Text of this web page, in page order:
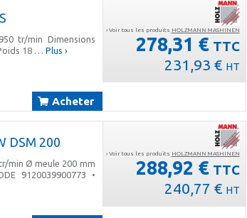
› Voir tous les produits HOLZMANN MASHINEN
278,31 € TTC
231,93 € HT
tr/min Dimensions
18 …Plus ›
Acheter
› Voir tous les produits HOLZMANN MASHINEN
288,92 € TTC
240,77 € HT
DSM 200
min Ø meule 200 mm
9120039900773 •